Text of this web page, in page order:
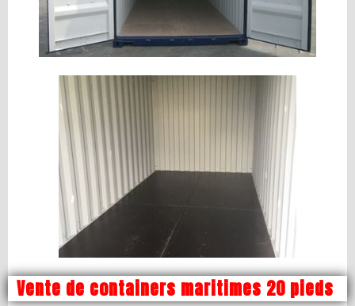
Vente de containers maritimes 20 pieds